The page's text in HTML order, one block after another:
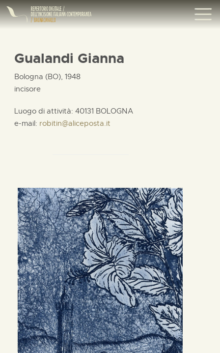
Gualandi Gianna
Bologna (BO), 1948
incisore
Luogo di attività: 40131 BOLOGNA
e-mail: robitin@aliceposta.it